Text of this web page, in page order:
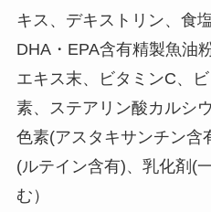
キス、デキストリン、食
DHA・EPA含有精製魚油
エキス末、ビタミンC、
素、ステアリン酸カルシ
色素(アスタキサンチン含
(ルテイン含有)、乳化剤(
む）